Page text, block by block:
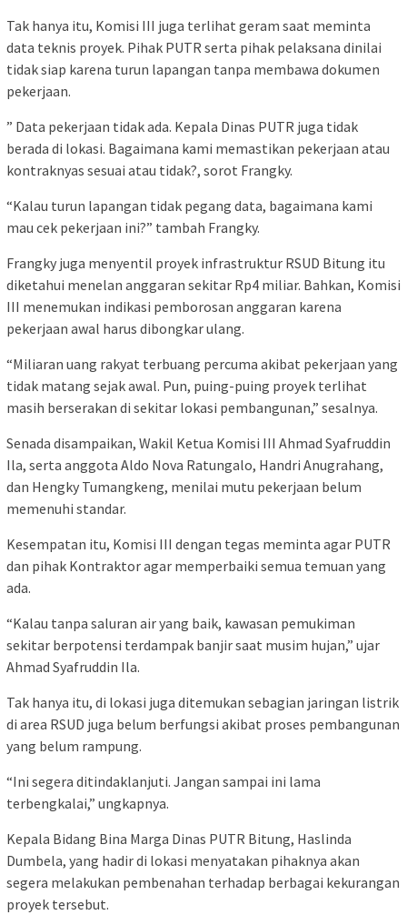
Tak hanya itu, Komisi III juga terlihat geram saat meminta
data teknis proyek. Pihak PUTR serta pihak pelaksana dinilai
tidak siap karena turun lapangan tanpa membawa dokumen
pekerjaan.
” Data pekerjaan tidak ada. Kepala Dinas PUTR juga tidak
berada di lokasi. Bagaimana kami memastikan pekerjaan atau
kontraknyas sesuai atau tidak?, sorot Frangky.
“Kalau turun lapangan tidak pegang data, bagaimana kami
mau cek pekerjaan ini?” tambah Frangky.
Frangky juga menyentil proyek infrastruktur RSUD Bitung itu
diketahui menelan anggaran sekitar Rp4 miliar. Bahkan, Komisi
III menemukan indikasi pemborosan anggaran karena
pekerjaan awal harus dibongkar ulang.
“Miliaran uang rakyat terbuang percuma akibat pekerjaan yang
tidak matang sejak awal. Pun, puing-puing proyek terlihat
masih berserakan di sekitar lokasi pembangunan,” sesalnya.
Senada disampaikan, Wakil Ketua Komisi III Ahmad Syafruddin
Ila, serta anggota Aldo Nova Ratungalo, Handri Anugrahang,
dan Hengky Tumangkeng, menilai mutu pekerjaan belum
memenuhi standar.
Kesempatan itu, Komisi III dengan tegas meminta agar PUTR
dan pihak Kontraktor agar memperbaiki semua temuan yang
ada.
“Kalau tanpa saluran air yang baik, kawasan pemukiman
sekitar berpotensi terdampak banjir saat musim hujan,” ujar
Ahmad Syafruddin Ila.
Tak hanya itu, di lokasi juga ditemukan sebagian jaringan listrik
di area RSUD juga belum berfungsi akibat proses pembangunan
yang belum rampung.
“Ini segera ditindaklanjuti. Jangan sampai ini lama
terbengkalai,” ungkapnya.
Kepala Bidang Bina Marga Dinas PUTR Bitung, Haslinda
Dumbela, yang hadir di lokasi menyatakan pihaknya akan
segera melakukan pembenahan terhadap berbagai kekurangan
proyek tersebut.